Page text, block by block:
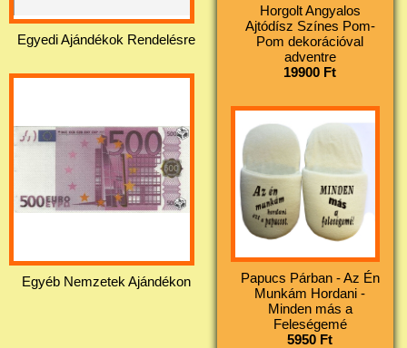
Egyedi Ajándékok Rendelésre
Egyéb Nemzetek Ajándékon
Horgolt Angyalos
Ajtódísz Színes Pom-
Pom dekorációval
adventre
19900 Ft
Papucs Párban - Az Én
Munkám Hordani -
Minden más a
Feleségemé
5950 Ft